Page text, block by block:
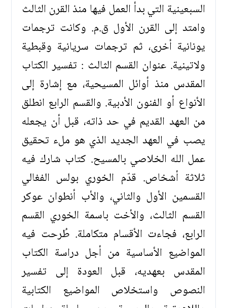
السبعينية التي بدأ العمل فيها منذ القرن الثالث
وامتد إلى القرن الأول ق.م. وكانت ترجمات
يونانية أخرى، ثم ترجمات سريانية وقبطية
ولاتينية. عنوان القسم الثالث : تفسير الكتاب
المقدس منذ أوائل المسيحية، مع إشارة إلى
الأنواع أو الفنون الأدبية. والقسم الرابع انطلق
من العهد القديم في حد ذاته، قبل أن يجعله
يصب في العهد الجديد الذي هو ملء تحقيق
عمل الله الخلاصي بالمسيح. كتاب شارك فيه
ثلاثة أشخاص. قدّم الخوري بولس الفغالي
القسمين الأول والثاني، والأب أنطوان عوكر
القسم الثالث، والأخت باسمة الخوري القسم
الرابع، فجاءت الأقسام متكاملة. طُرحت فيه
المواضيع الأساسية من أجل دراسة الكتاب
المقدس بعهديه، قبل العودة إلى تفسير
النصوص واستخلاص المواضيع الكتابية